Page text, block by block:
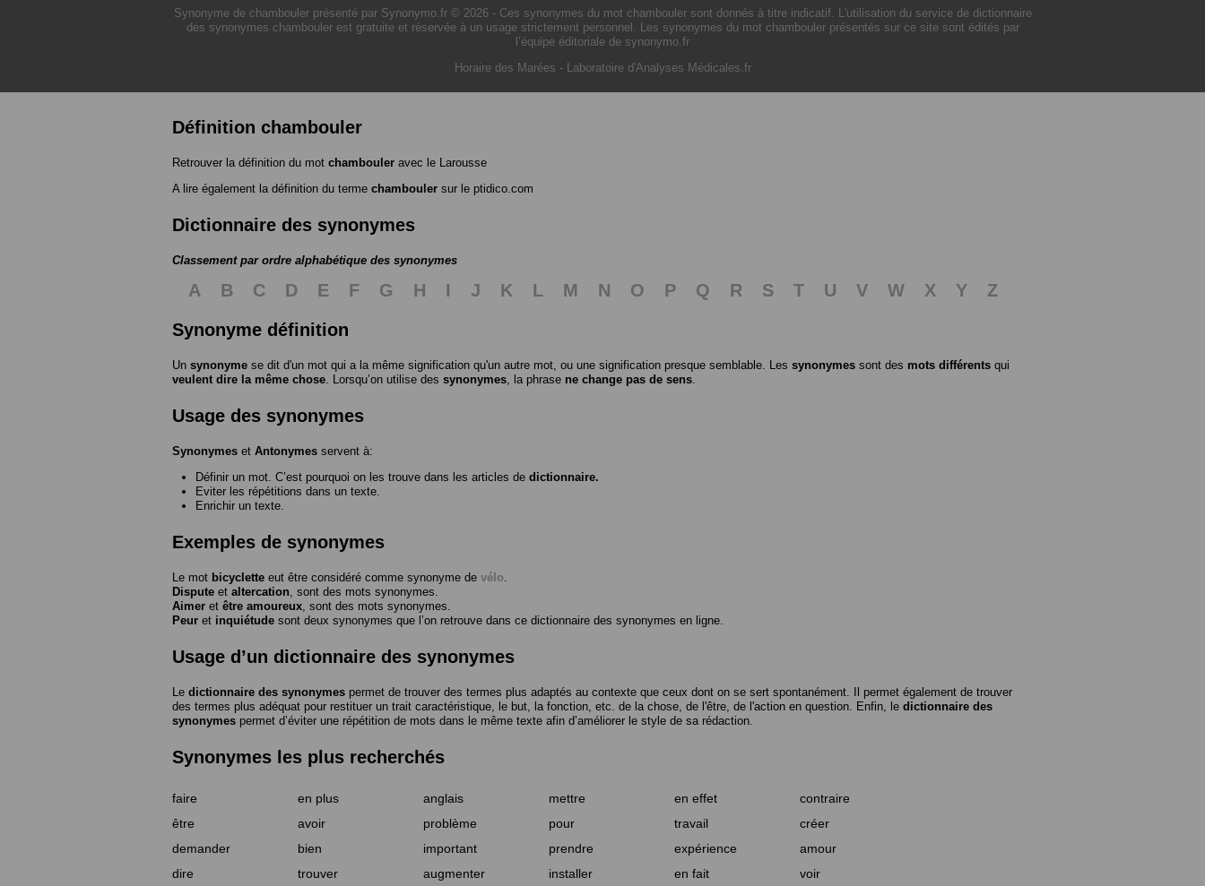
Synonyme de chambouler présenté par Synonymo.fr © 2026 - Ces synonymes du mot chambouler sont donnés à titre indicatif. L'utilisation du service de dictionnaire
des synonymes chambouler est gratuite et réservée à un usage strictement personnel. Les synonymes du mot chambouler présentés sur ce site sont édités par
l’équipe éditoriale de synonymo.fr
Horaire des Marées - Laboratoire d'Analyses Médicales.fr
Définition chambouler
Retrouver la définition du mot chambouler avec le Larousse
A lire également la définition du terme chambouler sur le ptidico.com
Dictionnaire des synonymes
Classement par ordre alphabétique des synonymes
A B C D E F G H I J K L M N O P Q R S T U V W X Y
Z
Synonyme définition
Un synonyme se dit d'un mot qui a la même signification qu'un autre mot, ou une signification presque semblable. Les synonymes sont des mots différents qui
veulent dire la même chose . Lorsqu’on utilise des synonymes , la phrase ne change pas de sens
Usage des synonymes
Synonymes et Antonymes servent à:
Définir un mot. C’est pourquoi on les trouve dans les articles de dictionnaire.
Eviter les répétitions dans un texte.
Enrichir un texte.
Exemples de synonymes
Le mot bicyclette eut être considéré comme synonyme de vélo
Dispute et altercation , sont des mots synonymes.
Aimer et être amoureux , sont des mots synonymes.
Peur et inquiétude sont deux synonymes que l’on retrouve dans ce dictionnaire des synonymes en ligne.
Usage d’un dictionnaire des synonymes
Le dictionnaire des synonymes permet de trouver des termes plus adaptés au contexte que ceux dont on se sert spontanément. Il permet également de trouver
des termes plus adéquat pour restituer un trait caractéristique, le but, la fonction, etc. de la chose, de l'être, de l'action en question. Enfin, le dictionnaire des
synonymes permet d’éviter une répétition de mots dans le même texte afin d’améliorer le style de sa rédaction.
Synonymes les plus recherchés
faire en plus anglais mettre en effet
contraire
être
avoir problème pour travail
créer
demander
bien important prendre expérience
amour
dire
trouver augmenter installer en fait voir